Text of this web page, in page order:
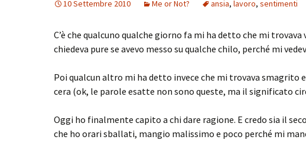
10 Settembre 2010 Me or Not? ansia, lavoro, sentimenti
C’è che qualcuno qualche giorno fa mi ha detto che mi
chiedeva pure se avevo messo su qualche chilo, perché mi
Poi qualcun altro mi ha detto invece che mi trovava smagrito
cera (ok, le parole esatte non sono queste, ma il significato
Oggi ho finalmente capito a chi dare ragione. E credo sia il
che ho orari sballati, mangio malissimo e poco perché mi